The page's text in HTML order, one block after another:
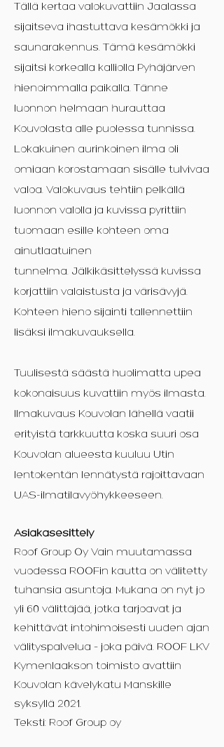
Tällä kertaa valokuvattiin Jaalassa
sijaitseva ihastuttava kesämökki ja
saunarakennus. Tämä kesämökki
sijaitsi korkealla kalliolla Pyhäjärven
hienoimmalla paikalla. Tänne
luonnon helmaan hurauttaa
Kouvolasta alle puolessa tunnissa.
Lokakuinen aurinkoinen ilma oli
omiaan korostamaan sisälle tulvivaa
valoa. Valokuvaus tehtiin pelkällä
luonnon valolla ja kuvissa pyrittiin
tuomaan esille kohteen oma
ainutlaatuinen
tunnelma. Jälkikäsittelyssä kuvissa
korjattiin valaistusta ja värisävyjä.
Kohteen hieno sijainti tallennettiin
lisäksi ilmakuvauksella.
Tuulisestä säästä huolimatta upea
kokonaisuus kuvattiin myös ilmasta.
Ilmakuvaus Kouvolan lähellä vaatii
erityistä tarkkuutta koska suuri osa
Kouvolan alueesta kuuluu Utin
lentokentän lennätystä rajoittavaan
UAS-ilmatilavyöhykkeeseen.
Asiakasesittely
Roof Group Oy Vain muutamassa
vuodessa ROOFin kautta on välitetty
tuhansia asuntoja. Mukana on nyt jo
yli 60 välittäjää, jotka tarjoavat ja
kehittävät intohimoisesti uuden ajan
välityspalvelua – joka päivä. ROOF LKV
Kymenlaakson toimisto avattiin
Kouvolan kävelykatu Manskille
syksyllä 2021.
Teksti: Roof Group oy